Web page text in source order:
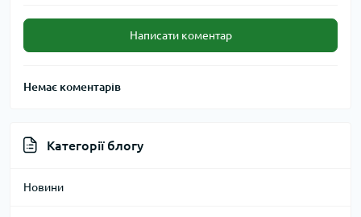
Написати коментар
Немає коментарів
Категорії блогу
Новини